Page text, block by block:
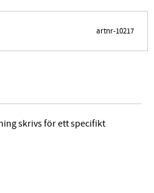
artnr-10217
skrivs för ett specifikt